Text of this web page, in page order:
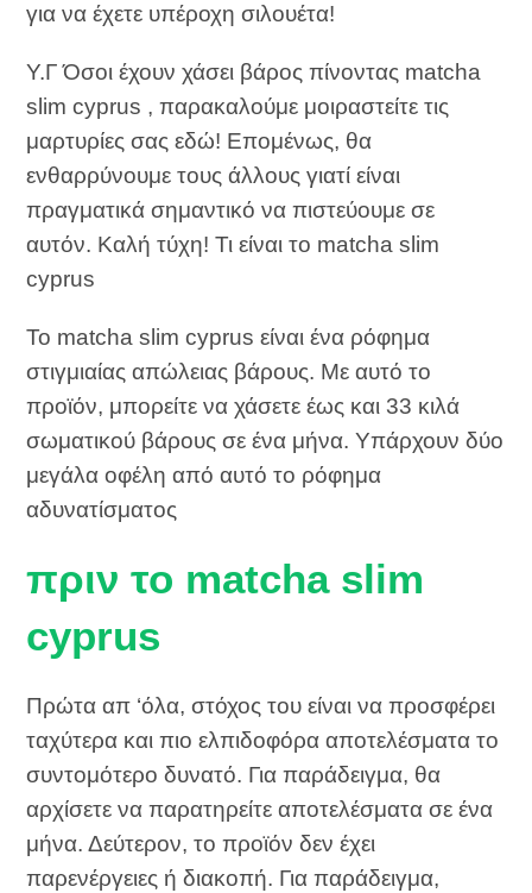
για να έχετε υπέροχη σιλουέτα!
Υ.Γ Όσοι έχουν χάσει βάρος πίνοντας matcha
slim cyprus , παρακαλούμε μοιραστείτε τις
μαρτυρίες σας εδώ! Επομένως, θα
ενθαρρύνουμε τους άλλους γιατί είναι
πραγματικά σημαντικό να πιστεύουμε σε
αυτόν. Καλή τύχη! Τι είναι το matcha slim
cyprus
Το matcha slim cyprus είναι ένα ρόφημα
στιγμιαίας απώλειας βάρους. Με αυτό το
προϊόν, μπορείτε να χάσετε έως και 33 κιλά
σωματικού βάρους σε ένα μήνα. Υπάρχουν δύο
μεγάλα οφέλη από αυτό το ρόφημα
αδυνατίσματος
πριν το matcha slim
cyprus
Πρώτα απ ‘όλα, στόχος του είναι να προσφέρει
ταχύτερα και πιο ελπιδοφόρα αποτελέσματα το
συντομότερο δυνατό. Για παράδειγμα, θα
αρχίσετε να παρατηρείτε αποτελέσματα σε ένα
μήνα. Δεύτερον, το προϊόν δεν έχει
παρενέργειες ή διακοπή. Για παράδειγμα,